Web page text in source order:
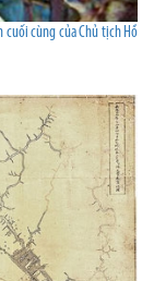
cùng của Chủ tịch Hồ